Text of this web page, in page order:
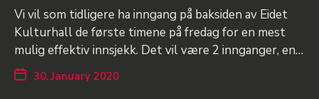
Vi vil som tidligere ha inngang på baksiden av Eidet
Kulturhall de første timene på fredag for en mest
mulig effektiv innsjekk. Det vil være 2 innganger, en…
30. January 2020